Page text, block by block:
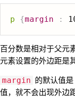
p {margin :
百分数是相对于父元
元素设置的外边距是
margin 的默认值是
值，就不会出现外边